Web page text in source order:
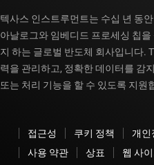
텍사스 인스트루먼트는 수십 년 동
아날로그와 임베디드 프로세싱 칩
지 하는 글로벌 반도체 회사입니다.
력을 관리하고, 정확한 데이터를 감
또는 처리 기능을 할 수 있도록 지원
접근성 쿠키 정책 개인
사용 약관
상표 웹 사